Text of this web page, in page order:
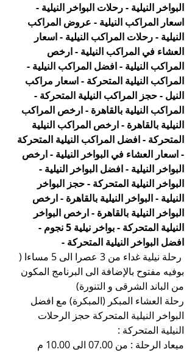
البواخر النيلية - رحلات البواخر النيلية -
اسعار المراكب النيلية - عروض المراكب
النيلية - رحلات المراكب النيلية - اسعار
العشاء في المراكب النيلية - ارخص
المراكب النيلية - افضل المراكب النيلية -
المراكب النيلية المتحركة - اسعار مراكب
النيل - حجز المراكب النيلية المتحركة -
المراكب النيلية بالقاهرة - ارخص المراكب
النيلية بالقاهرة - ارخص المراكب النيلية
المتحركة - افضل المراكب النيلية المتحركة
- اسعار العشاء في البواخر النيلية - ارخص
البواخر النيلية - افضل البواخر النيلية -
البواخر النيلية المتحركة - حجز البواخر
النيلية - البواخر النيلية بالقاهرة - ارخص
البواخر النيلية بالقاهرة - ارخص البواخر
النيلية المتحركة - بواخر نيلية 5 نجوم -
افضل البواخر النيلية المتحركة -
رحلة نيلية غداء من 3 عصرا الى 5 مساءا (
بوفيه مفتوح بالإضافة الى البرنامج المكون
من الباند الشرقى و التنورة)
رحلة العشاء المبكر (المبكرة) مع افضل
البواخر النيلية المتحركة حجز الرحلات
النيلية المتحركة :
ميعاد الرحلة : من 07.00 الى 10.00 م